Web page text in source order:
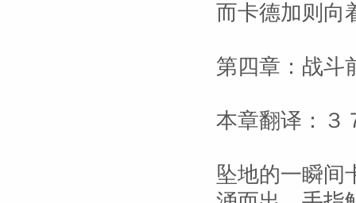
而卡德加则向
第四章：战斗
本章翻译：３
坠地的一瞬间